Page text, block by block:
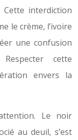
Cette interdiction
le crème, l’ivoire
une confusion
cette
envers la
Le noir
au deuil, s’est